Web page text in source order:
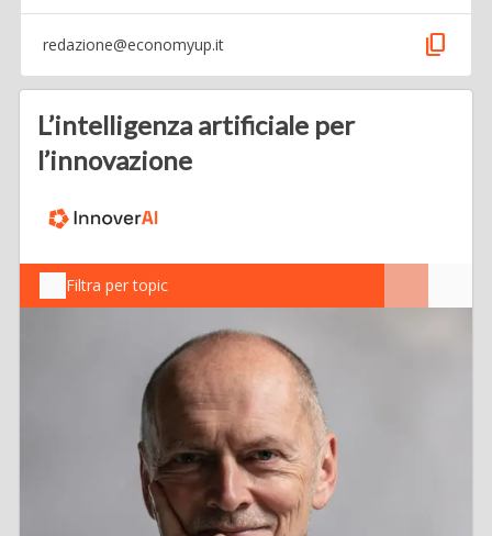
redazione@economyup.it content_copy
L’intelligenza artificiale per
l’innovazione
Filtra per topic